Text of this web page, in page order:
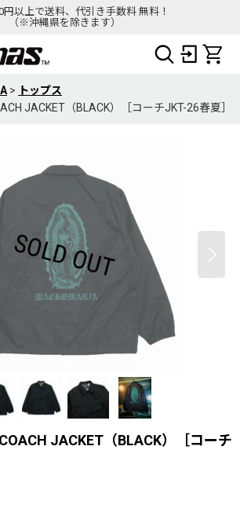
円以上で送料、代引き手数料 無料！
（※沖縄県を除きます）
>
トップス
JACKET（BLACK）［コーチJKT-26春夏］
JACKET（BLACK）［コーチ